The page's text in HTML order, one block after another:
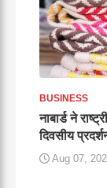
BUSINESS
नाबार्ड ने
दिवसीय
Aug 07,